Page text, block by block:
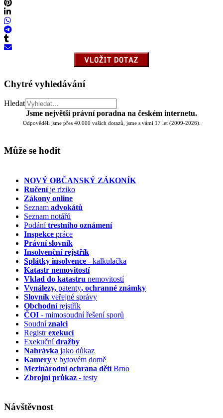
Chytré vyhledávání
Hledat
Jsme největší právní poradna na českém internetu.
Odpověděli jsme přes 40.000 vašich dotazů, jsme s vámi 17 let (2009-2026).
Může se hodit
NOVÝ OBČANSKÝ ZÁKONÍK
Ručeníje riziko
Zákony online
Seznam advokátů
Seznam notářů
Podánítrestního oznámení
Inspekce práce
Právní slovník
Insolvenčnírejstřík
Splátky insolvence - kalkulačka
Katastr nemovitostí
Vklad do katastru nemovitostí
Vynálezy, patenty, ochranné známky
Slovník veřejné správy
Obchodnírejstřík
ČOI - mimosoudní řešení sporů
Soudníznalci
Registrexekucí
Exekučnídražby
Nahrávka jako důkaz
Kamery v bytovém domě
Mezinárodní ochrana dětíBrno
Zbrojní průkaz - testy
Návštěvnost